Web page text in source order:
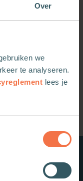
Over
we
te analyseren.
lees je
Monster